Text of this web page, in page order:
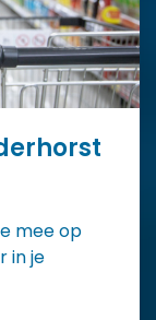
mee op
in je